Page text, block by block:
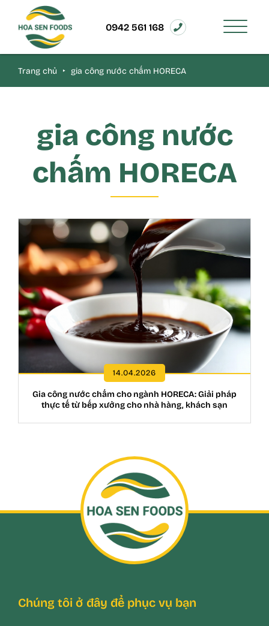
0942 561 168
Trang chủ ‣ gia công nước chấm HORECA
gia công nước
chấm HORECA
14.04.2026
Gia công nước chấm cho ngành HORECA: Giải pháp
thực tế từ bếp xưởng cho nhà hàng, khách sạn
Chúng tôi ở đây để phục vụ bạn